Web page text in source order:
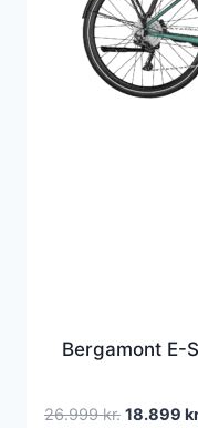
Bergamont E-
26.999kr. Den
18.899